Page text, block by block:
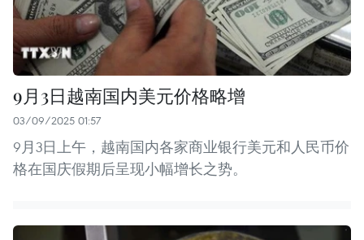
9月3日越南国内美元价格略增
03/09/2025 01:57
9月3日上午，越南国内各家商业银行美元和人民币价
格在国庆假期后呈现小幅增长之势。